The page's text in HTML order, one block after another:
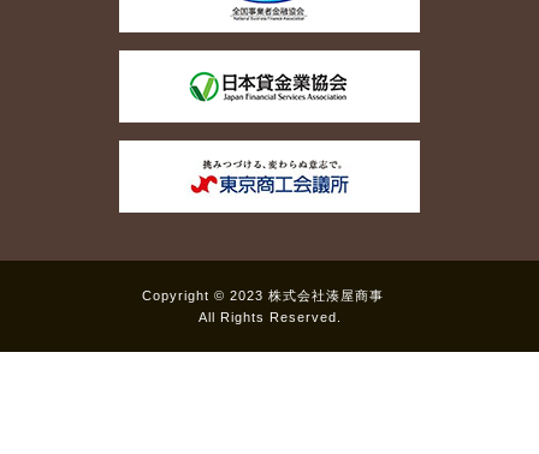
Copyright © 2023 株式会社湊屋商事
All Rights Reserved.